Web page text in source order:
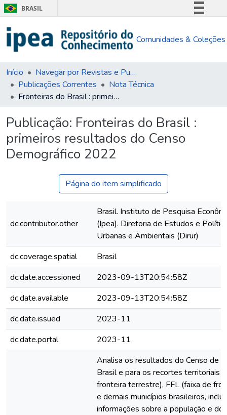
BRASIL
Comunica BR
Legislação
Comunidades & Coleções
Início
Navegar por Revistas e Publicações Seriadas
Publicações Correntes
Nota Técnica
Fronteiras do Brasil : primeiros resultados do Censo Demográfico 2022
Publicação: Fronteiras do Brasil :
primeiros resultados do Censo
Demográfico 2022
Página do item simplificado
dc.contributor.other
Brasil. Instituto de Pesquisa
(Ipea). Diretoria de Estudos e
Urbanas e Ambientais (Dirur)
dc.coverage.spatial
Brasil
dc.date.accessioned
2023-09-13T20:54:58Z
dc.date.available
2023-09-13T20:54:58Z
dc.date.issued
2023-11
dc.date.portal
2023-11
Analisa os resultados do Censo de
Brasil e para os recortes territoriais
fronteira terrestre), FFL (faixa de
e demais municípios brasileiros,
informações sobre a população e